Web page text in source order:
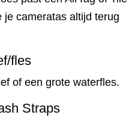
je cameratas altijd terug
fles
of een grote waterfles.
Straps